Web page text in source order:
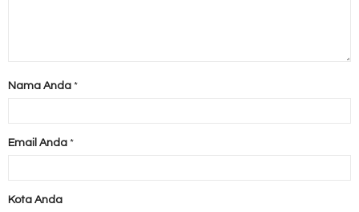
Nama Anda *
Email Anda *
Kota Anda